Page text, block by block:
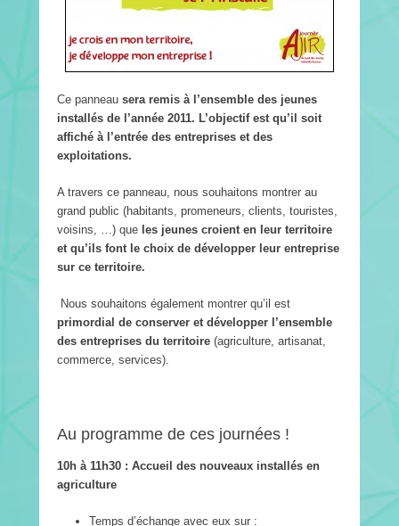
Ce panneau sera remis à l’ensemble des jeunes
installés de l’année 2011. L’objectif est qu’il soit
affiché à l’entrée des entreprises et des
exploitations.
A travers ce panneau, nous souhaitons montrer au
grand public (habitants, promeneurs, clients, touristes,
voisins, …) que les jeunes croient en leur territoire
et qu’ils font le choix de développer leur entreprise
sur ce territoire.
Nous souhaitons également montrer qu’il est
primordial de conserver et développer l’ensemble
des entreprises du territoire (agriculture, artisanat,
commerce, services).
Au programme de ces journées !
10h à 11h30 : Accueil des nouveaux installés en
agriculture
Temps d’échange avec eux sur :